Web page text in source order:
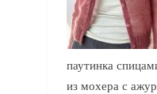
паутинка
из мохера с